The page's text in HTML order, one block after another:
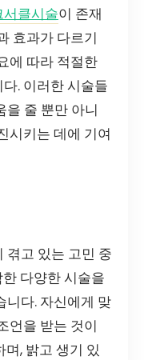
서클시술이 존재
효과가 다르기
에 따라 적절한
. 이러한 시술들
을 줄 뿐만 아니
시키는 데에 기여
겪고 있는 고민 중
다양한 시술을
니다. 자신에게 맞
언을 받는 것이
, 밝고 생기 있